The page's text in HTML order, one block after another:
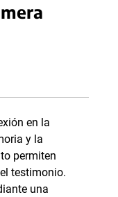
en la
y la
permiten
testimonio.
una